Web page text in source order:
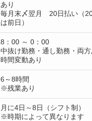
あり
毎月末〆翌月 20日払い（
は前日）
8：00 ～ 0：00
中抜け勤務・通し勤務・両
時間変動あり
6～8時間
※残業あり
月に4日～8日（シフト制）
※時期によって異なります